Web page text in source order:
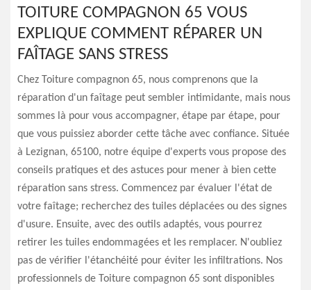
TOITURE COMPAGNON 65 VOUS
EXPLIQUE COMMENT RÉPARER UN
FAÎTAGE SANS STRESS
Chez Toiture compagnon 65, nous comprenons que la
réparation d'un faîtage peut sembler intimidante, mais nous
sommes là pour vous accompagner, étape par étape, pour
que vous puissiez aborder cette tâche avec confiance. Située
à Lezignan, 65100, notre équipe d'experts vous propose des
conseils pratiques et des astuces pour mener à bien cette
réparation sans stress. Commencez par évaluer l'état de
votre faîtage; recherchez des tuiles déplacées ou des signes
d'usure. Ensuite, avec des outils adaptés, vous pourrez
retirer les tuiles endommagées et les remplacer. N'oubliez
pas de vérifier l'étanchéité pour éviter les infiltrations. Nos
professionnels de Toiture compagnon 65 sont disponibles